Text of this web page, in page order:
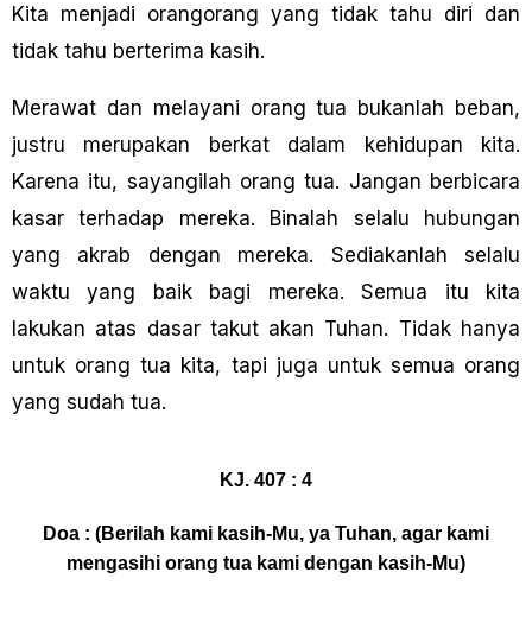
Kita menjadi orangorang yang tidak tahu diri dan
tidak tahu berterima kasih.
Merawat dan melayani orang tua bukanlah beban,
justru merupakan berkat dalam kehidupan kita.
Karena itu, sayangilah orang tua. Jangan berbicara
kasar terhadap mereka. Binalah selalu hubungan
yang akrab dengan mereka. Sediakanlah selalu
waktu yang baik bagi mereka. Semua itu kita
Iakukan atas dasar takut akan Tuhan. Tidak hanya
untuk orang tua kita, tapi juga untuk semua orang
yang sudah tua.
KJ. 407 : 4
Doa : (Berilah kami kasih-Mu, ya Tuhan, agar kami
mengasihi orang tua kami dengan kasih-Mu)